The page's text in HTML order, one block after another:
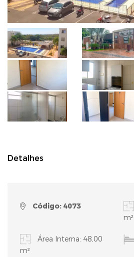
Detalhes
Código: 4073
m²
Área Interna: 48,00
m²